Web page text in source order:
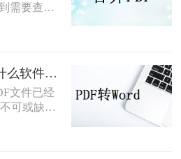
需要查阅
份打开寻
对这种问
找都很方
并成一个
的方法！
pdf合并成一个文件用什么软件？这几款合并工具快来看看！
文件已经
可或缺的
会遇到这
文件合并